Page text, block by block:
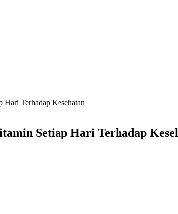
Terhadap Kesehatan
Setiap Hari Terhadap